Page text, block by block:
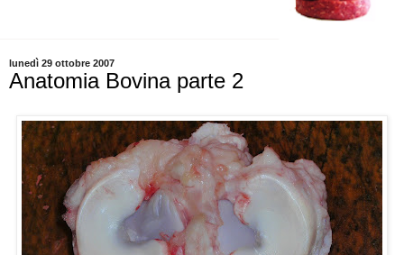
lunedì 29 ottobre 2007
Anatomia Bovina parte 2